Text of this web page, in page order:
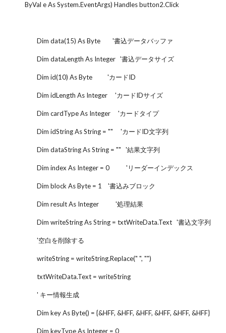
ByVal e As System.EventArgs) Handles button2.Click
Dim data(15) As Byte '書込データバッファ
Dim dataLength As Integer '書込データサイズ
Dim id(10) As Byte 'カードID
Dim idLength As Integer 'カードIDサイズ
Dim cardType As Integer 'カードタイプ
Dim idString As String = "" 'カードID文字列
Dim dataString As String = "" '結果文字列
Dim index As Integer = 0 'リーダーインデックス
Dim block As Byte = 1 '書込みブロック
Dim result As Integer '処理結果
Dim writeString As String = txtWriteData.Text '書込文字列
'空白を削除する
writeString = writeString.Replace(" ", "")
txtWriteData.Text = writeString
' キー情報生成
Dim key As Byte() = {&HFF, &HFF, &HFF, &HFF, &HFF, &HFF}
Dim keyType As Integer = 0